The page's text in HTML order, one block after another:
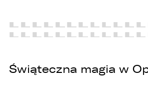
Świąteczna magia w